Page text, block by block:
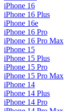
iPhone 16
iPhone 16 Plus
iPhone 16e
iPhone 16 Pro
iPhone 16 Pro Max
iPhone 15
iPhone 15 Plus
iPhone 15 Pro
iPhone 15 Pro Max
iPhone 14
iPhone 14 Plus
iPhone 14 Pro